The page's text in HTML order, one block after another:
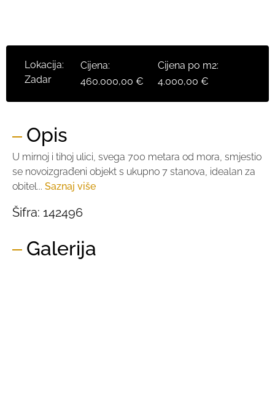
Lokacija:
Zadar
Cijena:
460.000,00 €
Cijena po m2:
4.000,00 €
Opis
U mirnoj i tihoj ulici, svega 700 metara od mora, smjestio
se novoizgrađeni objekt s ukupno 7 stanova, idealan za
obitel... Saznaj više
Šifra: 142496
Galerija